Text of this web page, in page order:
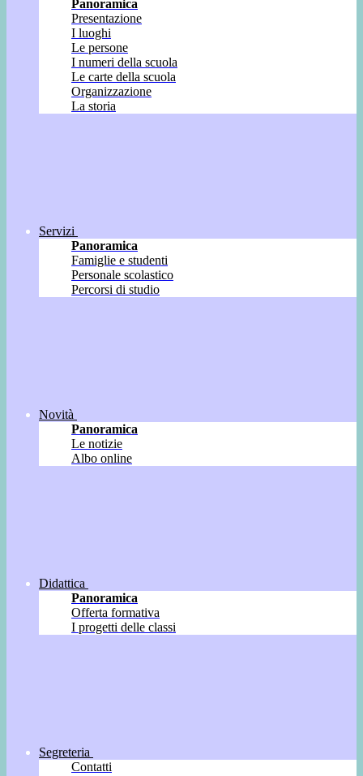
Panoramica
Presentazione
I luoghi
Le persone
I numeri della scuola
Le carte della scuola
Organizzazione
La storia
Servizi
Panoramica
Famiglie e studenti
Personale scolastico
Percorsi di studio
Novità
Panoramica
Le notizie
Albo online
Didattica
Panoramica
Offerta formativa
I progetti delle classi
Segreteria
Contatti